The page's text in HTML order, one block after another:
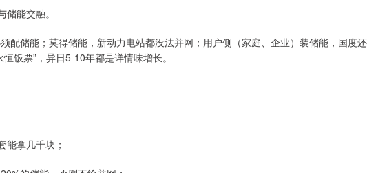
能交融。
配储能；莫得储能，新动力电站都没法并网；用户侧（家庭、企业）装储能，国度还
饭票”，异日5-10年都是详情味增长。
能拿几千块；